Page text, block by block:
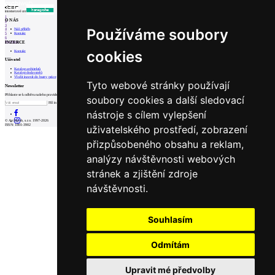
Používáme soubory
cookies
Tyto webové stránky používají
soubory cookies a další sledovací
nástroje s cílem vylepšení
uživatelského prostředí, zobrazení
přizpůsobeného obsahu a reklam,
analýzy návštěvnosti webových
stránek a zjištění zdroje
návštěvnosti.
Souhlasím
Odmítám
Upravit mé předvolby
1
2
3
4
5
6
PrevNext
internetové centrum architektury
O NÁS
Náš příběh
Kontakt
INZERCE
Kontakt
Uživatel
Katalog architektů
Katalog dodavatelů
Vložit inzerát do burzy práce
Newsletter
Přihlaste se k odběru našeho pravidelného týdenního newsletteru:
Fill in „nospam“
© Archiweb, s.r.o. 1997-2026
ISSN: 1801-3902